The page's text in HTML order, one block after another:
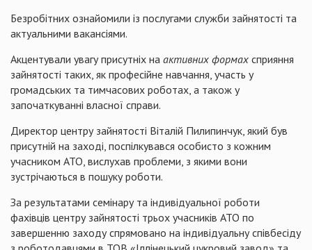
Безробітних ознайомили із послугами служби зайнятості та
актуальними вакансіями.
Акцентували увагу присутніх на активних формах сприяння
зайнятості таких, як професійне навчання, участь у
громадських та тимчасових роботах, а також у
започаткуванні власної справи.
Директор центру зайнятості Віталій Пилипинчук, який був
присутній на заході, поспілкувався особисто з кожним
учасником АТО, вислухав проблеми, з якими вони
зустрічаються в пошуку роботи.
За результатами семінару та індивідуальної роботи
фахівців центру зайнятості трьох учасників АТО по
завершенню заходу спрямовано на індивідуальну співбесіду